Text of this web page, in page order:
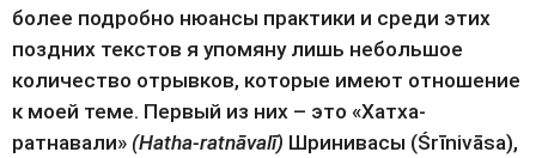
более подробно нюансы практики и среди этих
поздних текстов я упомяну лишь небольшое
количество отрывков, которые имеют отношение
к моей теме. Первый из них – это «Хатха-
ратнавали» (Hatha-ratnāvalī) Шринивасы (Śrīnivāsa),